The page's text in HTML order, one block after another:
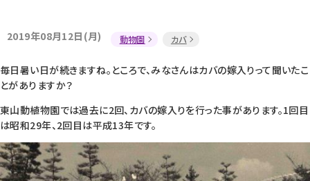
2019年08月12日(月) 動物園 カバ
毎日暑い日が続きますね。ところで、みなさんはカバの嫁入りって聞いたこ
とがありますか？
東山動植物園では過去に2回、カバの嫁入りを行った事があります。1回目
は昭和29年、2回目は平成13年です。